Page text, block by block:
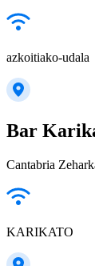
azkoitiako-udala
Bar
Cantabria
KARIKATO